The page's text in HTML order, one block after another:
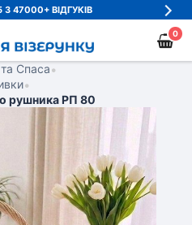
ВІДГУКІВ
0
Спаса•
•
рушника РП 80